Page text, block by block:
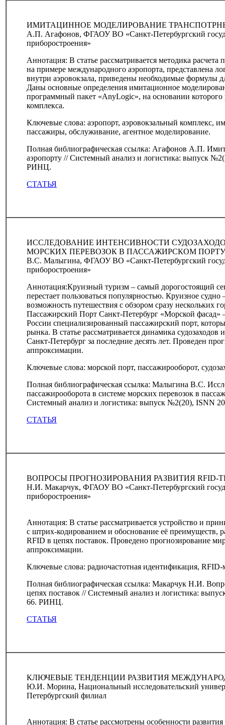
ИМИТАЦИННОЕ МОДЕЛИРОВАНИЕ
А.П. Агафонов, ФГАОУ ВО «Санкт-Петербургский
приборостроения»
Аннотация: В статье рассматривается методика
на примере международного аэропорта, представлена
внутри аэровокзала, приведены необходимые формулы
Даны основные определения имитационное
программный пакет «AnyLogic», на основании которого
комплекса.
Ключевые слова: аэропорт, аэровокзальный комплекс,
пассажиры, обслуживание, агентное моделирование.
Полная библиографическая ссылка: Агафонов А.П.
аэропорту // Системный анализ и логистика: выпуск
РИНЦ.
СТАТЬЯ
ИССЛЕДОВАНИЕ ИНТЕНСИВНОСТИ
МОРСКИХ ПЕРЕВОЗОК В ПАССАЖИРСКОМ
В.С. Малыгина, ФГАОУ ВО «Санкт-Петербургский
приборостроения»
Аннотация:Круизный туризм – самый дорогостоящий
перестает пользоваться популярностью. Круизное
возможность путешествия с обзором сразу нескольких
Пассажирский Порт Санкт-Петербург «Морской
России специализированный пассажирский порт,
рынка. В статье рассматривается динамика
Санкт-Петербург за последние десять лет. Проведен
аппроксимации.
Ключевые слова: морской порт, пассажирооборот,
Полная библиографическая ссылка: Малыгина В.С.
пассажирооборота в системе морских перевозок в
Системный анализ и логистика: выпуск №2(20), ISNN
СТАТЬЯ
ВОПРОСЫ ПРОГНОЗИРОВАНИЯ РАЗВИТИЯ
Н.И. Макарчук, ФГАОУ ВО «Санкт-Петербургский
приборостроения»
Аннотация: В статье рассматривается устройство и
с штрих-кодированием и обоснование её преимуществ,
RFID в цепях поставок. Проведено прогнозирование
аппроксимации.
Ключевые слова: радиочастотная идентификация,
Полная библиографическая ссылка: Макарчук Н.И.
цепях поставок // Системный анализ и логистика:
66. РИНЦ.
СТАТЬЯ
КЛЮЧЕВЫЕ ТЕНДЕНЦИИ РАЗВИТИЯ
Ю.И. Морина, Национальный исследовательский
Петербургский филиал
Аннотация: В статье рассмотрены особенности